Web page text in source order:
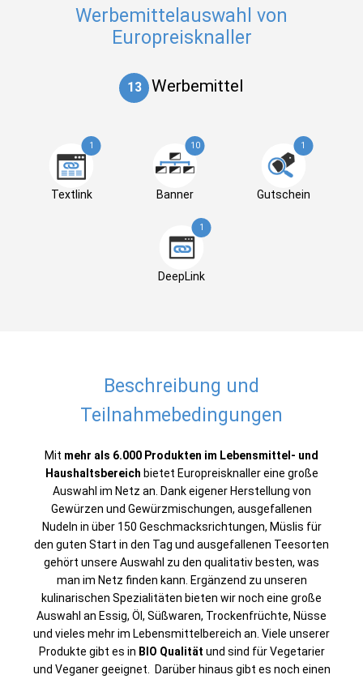
Werbemittelauswahl von
Europreisknaller
13 Werbemittel
1
Textlink
10
Banner
1
Gutschein
1
DeepLink
Beschreibung und
Teilnahmebedingungen
Mit mehr als 6.000 Produkten im Lebensmittel- und
Haushaltsbereich bietet Europreisknaller eine große
Auswahl im Netz an. Dank eigener Herstellung von
Gewürzen und Gewürzmischungen, ausgefallenen
Nudeln in über 150 Geschmacksrichtungen, Müslis für
den guten Start in den Tag und ausgefallenen Teesorten
gehört unsere Auswahl zu den qualitativ besten, was
man im Netz finden kann. Ergänzend zu unseren
kulinarischen Spezialitäten bieten wir noch eine große
Auswahl an Essig, Öl, Süßwaren, Trockenfrüchte, Nüsse
und vieles mehr im Lebensmittelbereich an. Viele unserer
Produkte gibt es in BIO Qualität und sind für Vegetarier
und Veganer geeignet . Darüber hinaus gibt es noch einen